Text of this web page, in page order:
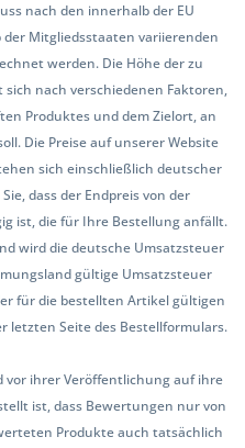
nach den innerhalb der EU
Mitgliedsstaaten variierenden
werden. Die Höhe der zu
nach verschiedenen Faktoren,
Produktes und dem Zielort, an
Die Preise auf unserer Website
sich einschließlich deutscher
dass der Endpreis von der
ist, die für Ihre Bestellung anfällt.
wird die deutsche Umsatzsteuer
gültige Umsatzsteuer
für die bestellten Artikel gültigen
letzten Seite des Bestellformulars.
vor ihrer Veröffentlichung auf ihre
ist, dass Bewertungen nur von
Produkte auch tatsächlich